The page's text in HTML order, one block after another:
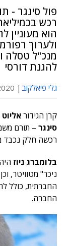
פול סינגר -
רכש
הוא
ולערוך
מנכ"ל טסלה
להגנת דורסי
גלי פיאלקוב
קרן הגידור
סינגר – תורם
רכשה חלק נכבד
בלומברג ניוז
ניכר" מטוויטר,
החברתית, כולל
החברה.